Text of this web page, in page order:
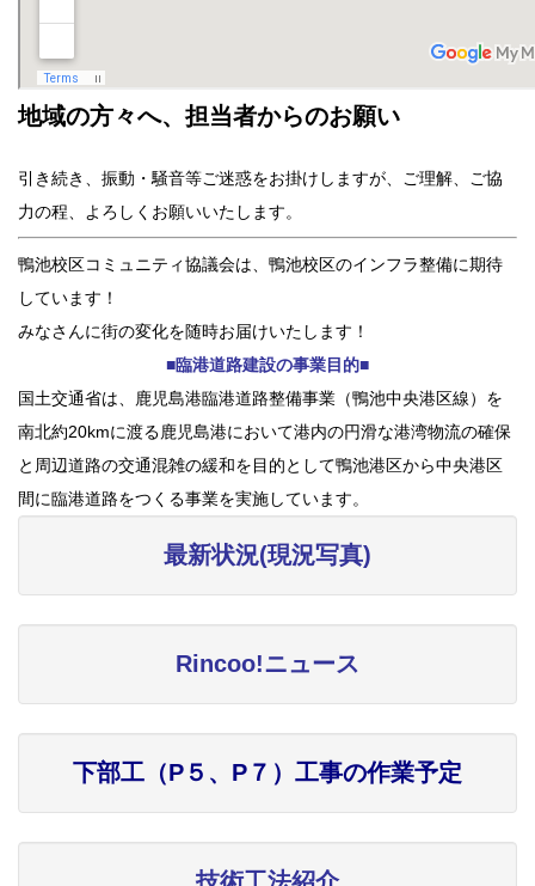
地域の方々へ、担当者からのお願い
引き続き、振動・騒音等ご迷惑をお掛けしますが、ご理解、ご協
力の程、よろしくお願いいたします。
鴨池校区コミュニティ協議会は、鴨池校区のインフラ整備に期待
しています！
みなさんに街の変化を随時お届けいたします！
■臨港道路建設の事業目的■
国土交通省は、鹿児島港臨港道路整備事業（鴨池中央港区線）を
南北約20kmに渡る鹿児島港において港内の円滑な港湾物流の確保
と周辺道路の交通混雑の緩和を目的として鴨池港区から中央港区
間に臨港道路をつくる事業を実施しています。
最新状況(現況写真)
Rincoo!ニュース
下部工（P５、P７）工事の作業予定